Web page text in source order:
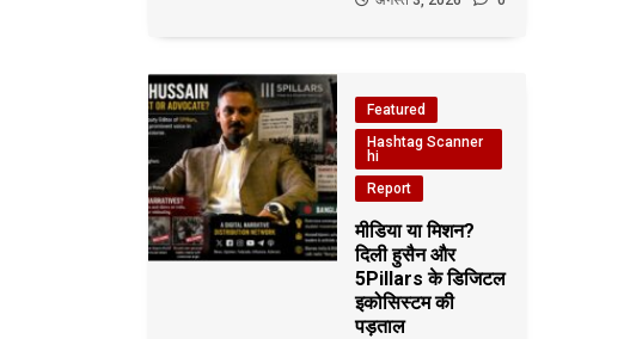
Featured
Hashtag Scanner
hi
Report
मीडिया या मिशन?
दिली हुसैन और
5Pillars के डिजिटल
इकोसिस्टम की
पड़ताल